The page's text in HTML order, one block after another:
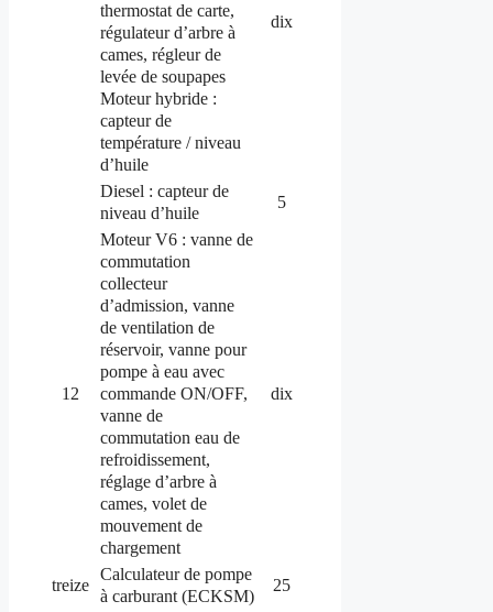
thermostat de carte,
régulateur d’arbre à
cames, régleur de
levée de soupapes
Moteurhybride :
capteur de
température / niveau
d’huile
dix
Diesel : capteur de
niveau d’huile
5
12
Moteur V6 : vanne de
commutation
collecteur
d’admission, vanne
de ventilation de
réservoir, vanne pour
pompe à eau avec
commande ON/OFF,
vanne de
commutation eau de
refroidissement,
réglage d’arbre à
cames, volet de
mouvement de
chargement
dix
treize
Calculateur de pompe
à carburant (ECKSM)
25